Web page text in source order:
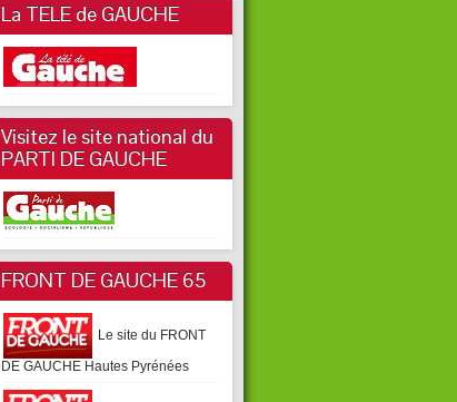
La TELE de GAUCHE
Visitez le site national du
PARTI DE GAUCHE
FRONT DE GAUCHE 65
Le site du FRONT
DE GAUCHE Hautes Pyrénées